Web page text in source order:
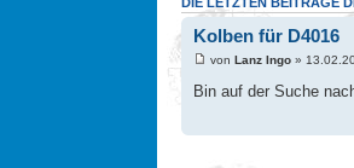
Kolben für D4016
von Lanz Ingo »
Bin auf der Suche